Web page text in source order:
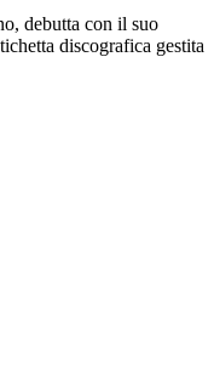
debutta con il suo
discografica gestita